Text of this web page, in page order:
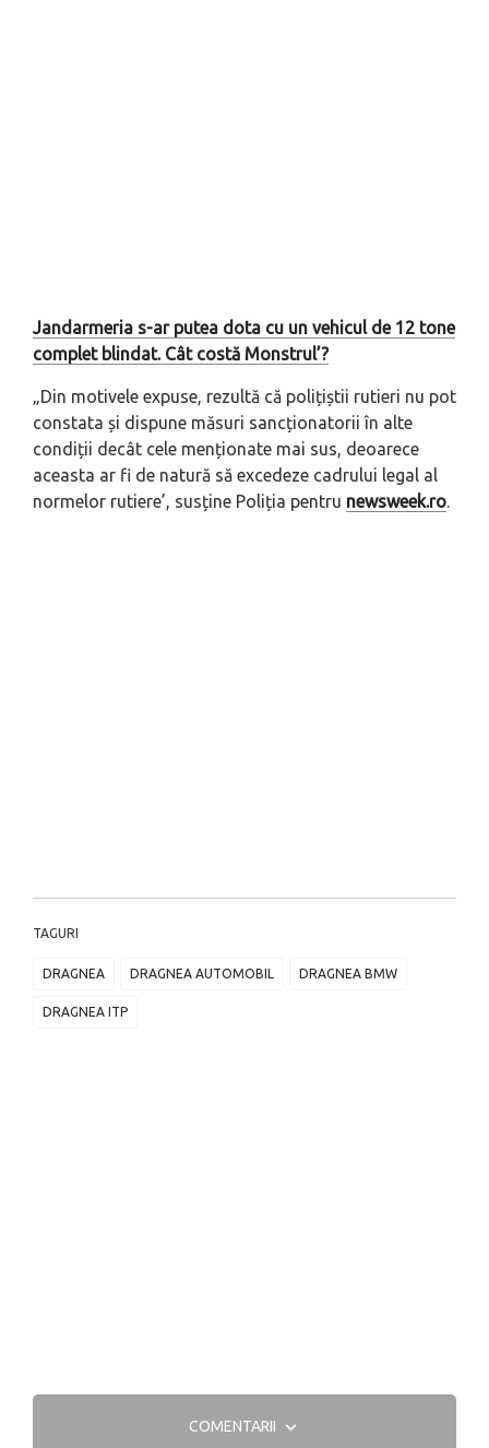
Jandarmeria s-ar putea dota cu un vehicul de 12 tone
complet blindat. Cât costă Monstrul’?
„Din motivele expuse, rezultă că polițiștii rutieri nu pot
constata și dispune măsuri sancționatorii în alte
condiții decât cele menționate mai sus, deoarece
aceasta ar fi de natură să excedeze cadrului legal al
normelor rutiere’, susține Poliția pentru newsweek.ro.
TAGURI
DRAGNEA DRAGNEA AUTOMOBIL DRAGNEA BMW
DRAGNEA ITP
COMENTARII